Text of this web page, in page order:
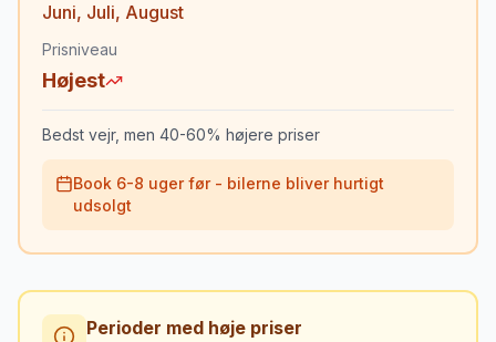
Juni, Juli, August
Prisniveau
Højest
Bedst vejr, men 40-60% højere priser
Book 6-8 uger før - bilerne bliver hurtigt
udsolgt
Perioder med høje priser